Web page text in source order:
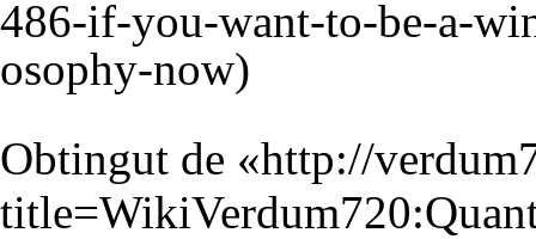
Obtingut de «http://